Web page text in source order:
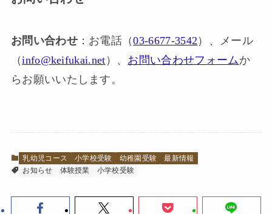
お問い合わせ：お電話（03-6677-3542 ）、メール
（info@keifukai.net ）、 お問い合わせフォーム か
らお願いいたします。
乳幼児コース 小学校受験 幼稚園受験
最新情報
お知らせ
体験授業 小学校受験